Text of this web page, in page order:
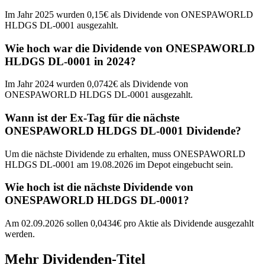
Im Jahr 2025 wurden 0,15€ als Dividende von ONESPAWORLD
HLDGS DL-0001 ausgezahlt.
Wie hoch war die Dividende von ONESPAWORLD
HLDGS DL-0001 in 2024?
Im Jahr 2024 wurden 0,0742€ als Dividende von
ONESPAWORLD HLDGS DL-0001 ausgezahlt.
Wann ist der Ex-Tag für die nächste
ONESPAWORLD HLDGS DL-0001 Dividende?
Um die nächste Dividende zu erhalten, muss ONESPAWORLD
HLDGS DL-0001 am 19.08.2026 im Depot eingebucht sein.
Wie hoch ist die nächste Dividende von
ONESPAWORLD HLDGS DL-0001?
Am 02.09.2026 sollen 0,0434€ pro Aktie als Dividende ausgezahlt
werden.
Mehr Dividenden-Titel